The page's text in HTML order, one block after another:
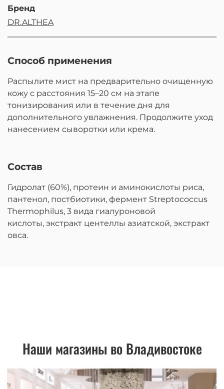
Бренд
DR.ALTHEA
Способ применения
Распылите мист на предварительно очищенную
кожу с расстояния 15–20 см на этапе
тонизирования или в течение дня для
дополнительного увлажнения. Продолжите уход
нанесением сыворотки или крема.
Состав
Гидролат (60%), протеин и аминокислоты риса,
пантенол, постбиотики, фермент Streptococcus
Thermophilus, 3 вида гиалуроновой
кислоты, экстракт центеллы азиатской, экстракт
овса.
Наши магазины во Владивостоке